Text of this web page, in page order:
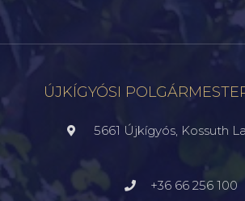
ÚJKÍGYÓSI
5661 Újkígyós, Kossuth
+36 66 256 100